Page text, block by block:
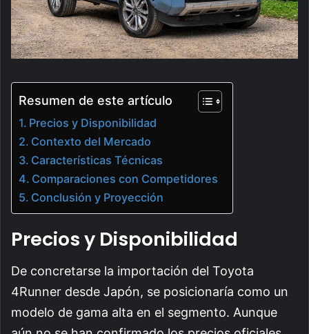
Resumen de este artículo
Precios y Disponibilidad
Contexto del Mercado
Características Técnicas
Comparaciones con Competidores
Conclusión y Proyección
Precios y Disponibilidad
De concretarse la importación del Toyota
4Runner desde Japón, se posicionaría como un
modelo de gama alta en el segmento. Aunque